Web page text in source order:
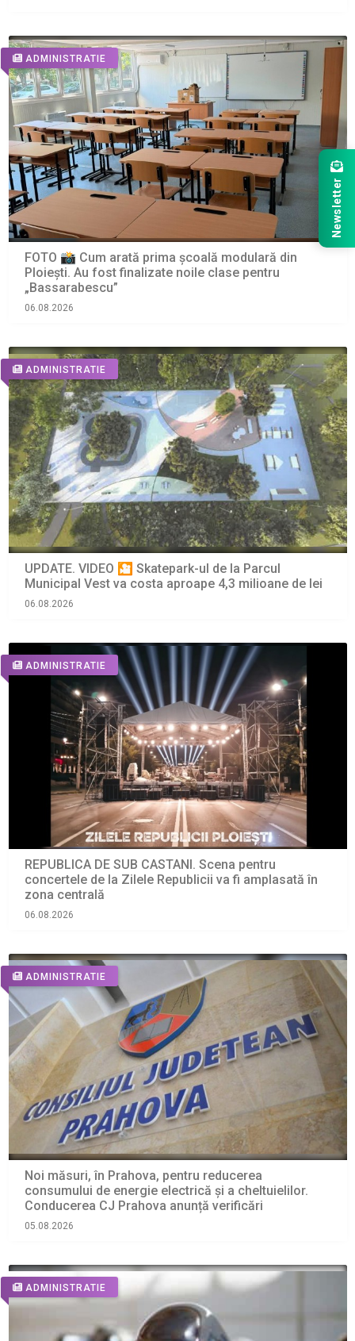
ADMINISTRATIE
FOTO 📸 Cum arată prima școală modulară din
Ploiești. Au fost finalizate noile clase pentru
„Bassarabescu”
06.08.2026
ADMINISTRATIE
UPDATE. VIDEO 🎦 Skatepark-ul de la Parcul
Municipal Vest va costa aproape 4,3 milioane de lei
06.08.2026
ADMINISTRATIE
REPUBLICA DE SUB CASTANI. Scena pentru
concertele de la Zilele Republicii va fi amplasată în
zona centrală
06.08.2026
ADMINISTRATIE
Noi măsuri, în Prahova, pentru reducerea
consumului de energie electrică și a cheltuielilor.
Conducerea CJ Prahova anunță verificări
05.08.2026
ADMINISTRATIE
Newsletter